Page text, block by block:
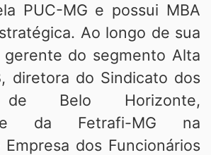
PUC-MG e possui MBA
Ao longo de sua
do segmento Alta
diretora do Sindicato dos
de Belo Horizonte,
da Fetrafi-MG na
dos Funcionários